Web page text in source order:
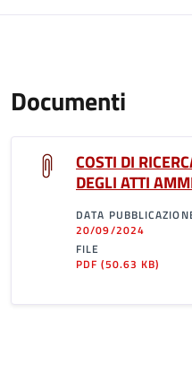
Documenti
COSTI DI
DEGLI ATTI
DATA
20/09/2024
FILE
PDF(50.63 KB)